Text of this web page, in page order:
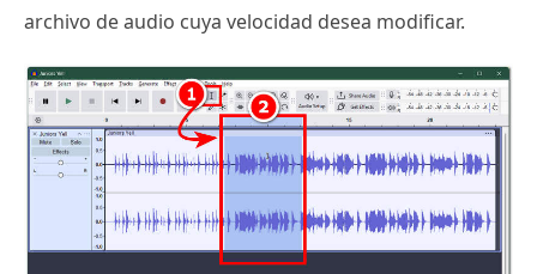
archivo de audio cuya velocidad desea modificar.